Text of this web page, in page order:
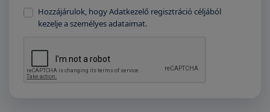
Hozzájárulok, hogy Adatkezelő regisztráció céljából
kezelje a személyes adataimat.